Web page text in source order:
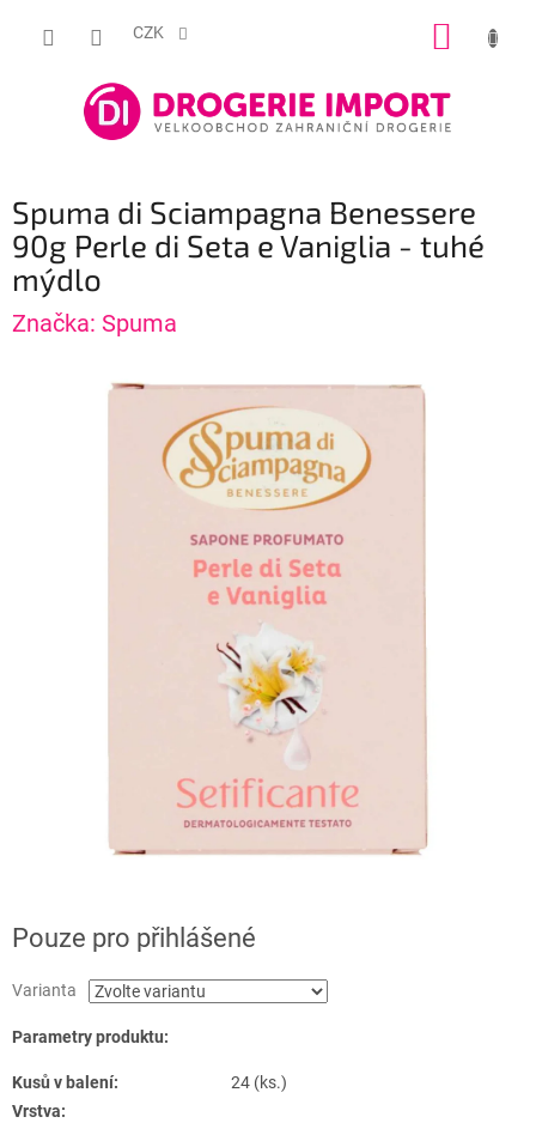
CZK
Spuma di Sciampagna Benessere
90g Perle di Seta e Vaniglia - tuhé
mýdlo
Značka: Spuma
Pouze pro přihlášené
Varianta
Parametry produktu:
Kusů v balení:
24 (ks.)
Vrstva: